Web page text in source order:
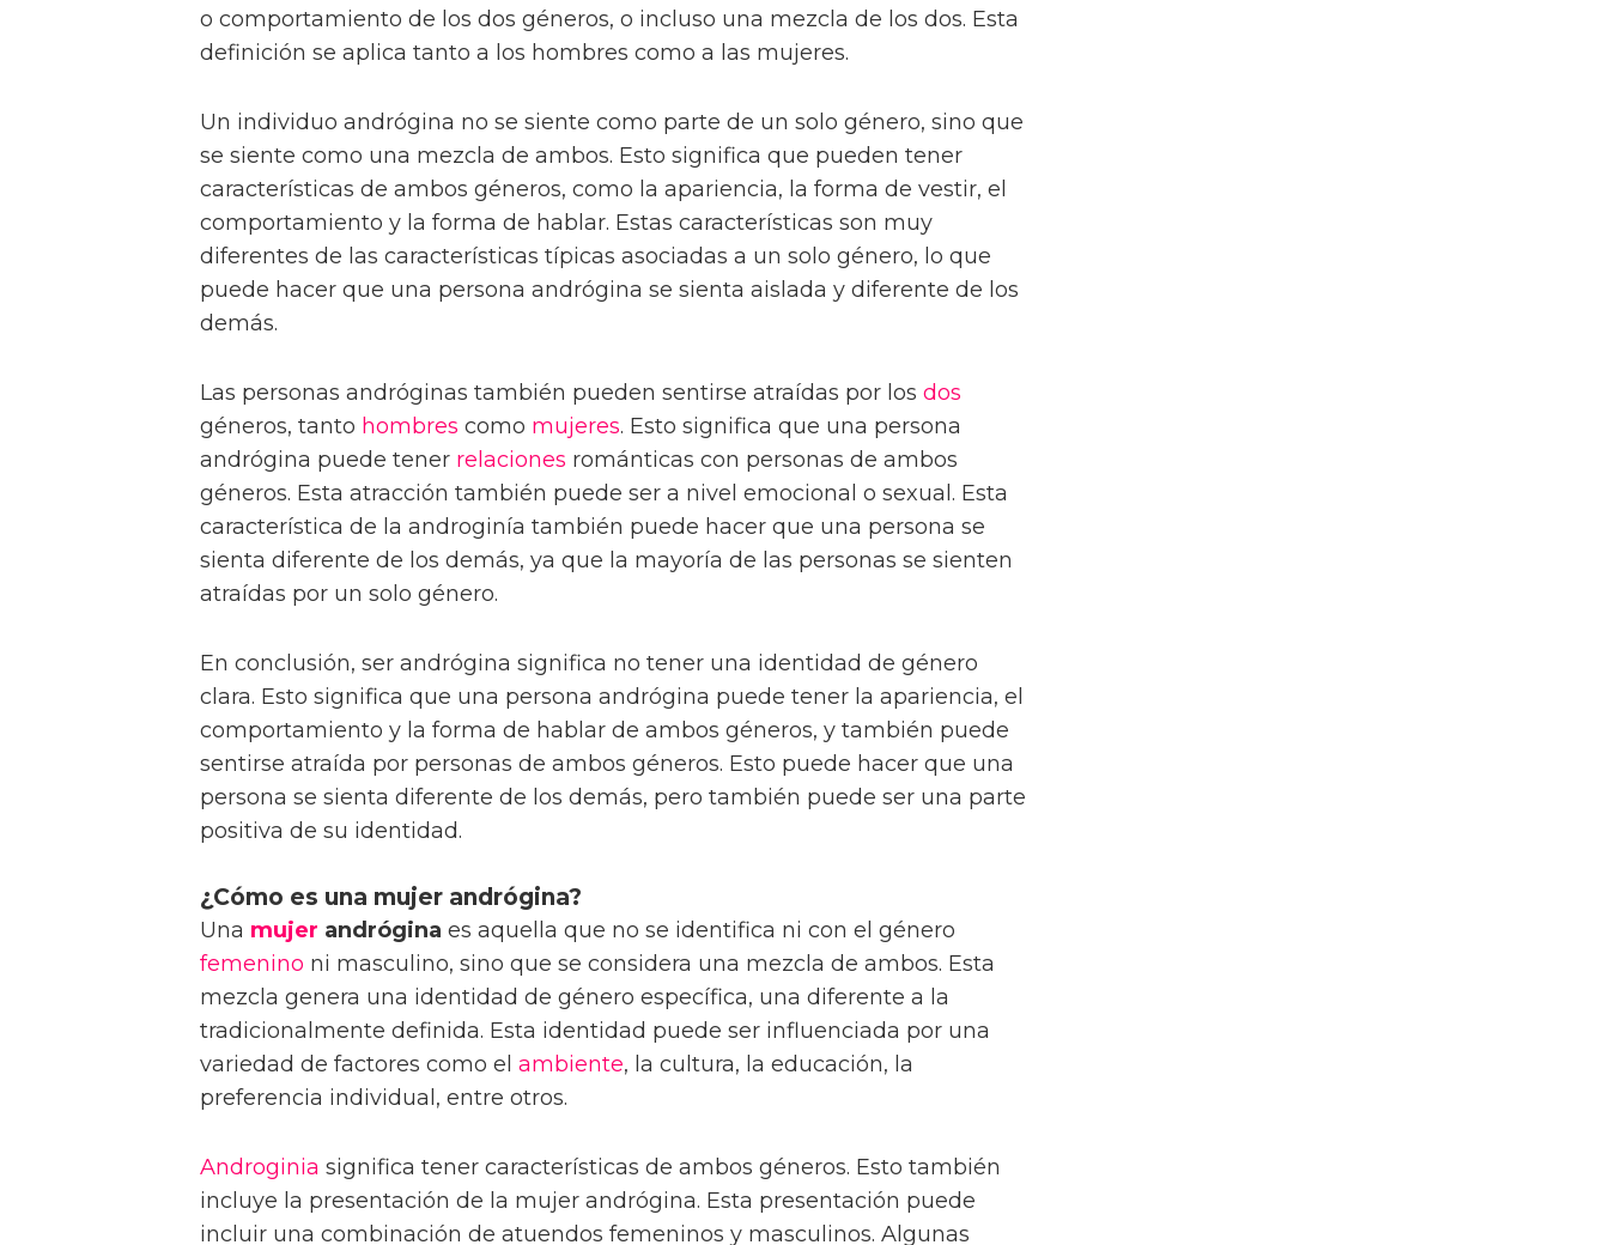
o comportamiento de los dos géneros, o incluso una mezcla de los dos. Esta
definición se aplica tanto a los hombres como a las mujeres.
Un individuo andrógina no se siente como parte de un solo género, sino que
se siente como una mezcla de ambos. Esto significa que pueden tener
características de ambos géneros, como la apariencia, la forma de vestir, el
comportamiento y la forma de hablar. Estas características son muy
diferentes de las características típicas asociadas a un solo género, lo que
puede hacer que una persona andrógina se sienta aislada y diferente de los
demás.
Las personas andróginas también pueden sentirse atraídas por los dos
géneros, tanto hombres como mujeres. Esto significa que una persona
andrógina puede tener relaciones románticas con personas de ambos
géneros. Esta atracción también puede ser a nivel emocional o sexual. Esta
característica de la androginía también puede hacer que una persona se
sienta diferente de los demás, ya que la mayoría de las personas se sienten
atraídas por un solo género.
En conclusión, ser andrógina significa no tener una identidad de género
clara. Esto significa que una persona andrógina puede tener la apariencia, el
comportamiento y la forma de hablar de ambos géneros, y también puede
sentirse atraída por personas de ambos géneros. Esto puede hacer que una
persona se sienta diferente de los demás, pero también puede ser una parte
positiva de su identidad.
¿Cómo es una mujer andrógina?
Una mujer andrógina es aquella que no se identifica ni con el género
femenino ni masculino, sino que se considera una mezcla de ambos. Esta
mezcla genera una identidad de género específica, una diferente a la
tradicionalmente definida. Esta identidad puede ser influenciada por una
variedad de factores como el ambiente, la cultura, la educación, la
preferencia individual, entre otros.
Androginia significa tener características de ambos géneros. Esto también
incluye la presentación de la mujer andrógina. Esta presentación puede
incluir una combinación de atuendos femeninos y masculinos. Algunas